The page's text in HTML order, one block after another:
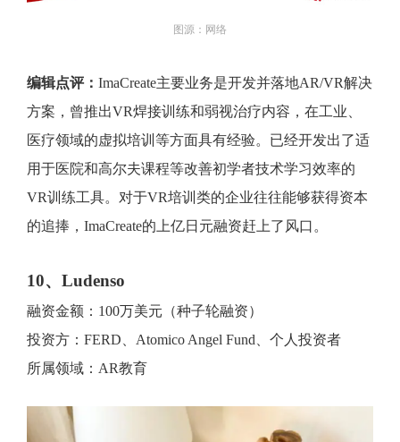
图源：网络
编辑点评： ImaCreate主要业务是开发并落地AR/VR解决
方案，曾推出VR焊接训练和弱视治疗内容，在工业、
医疗领域的虚拟培训等方面具有经验。已经开发出了适
用于医院和高尔夫课程等改善初学者技术学习效率的
VR训练工具。对于VR培训类的企业往往能够获得资本
的追捧，ImaCreate的上亿日元融资赶上了风口。
10、Ludenso
融资金额：100万美元（种子轮融资）
投资方：FERD、Atomico Angel Fund、个人投资者
所属领域：AR教育